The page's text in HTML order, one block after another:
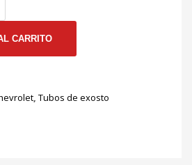
CARRITO
, Tubos de exosto